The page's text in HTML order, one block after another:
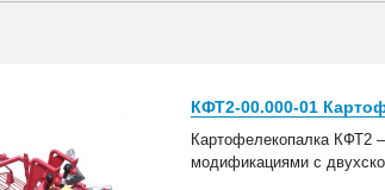
КФТ2-00.000-01
Картофелекопалка КФТ2
модификациями с